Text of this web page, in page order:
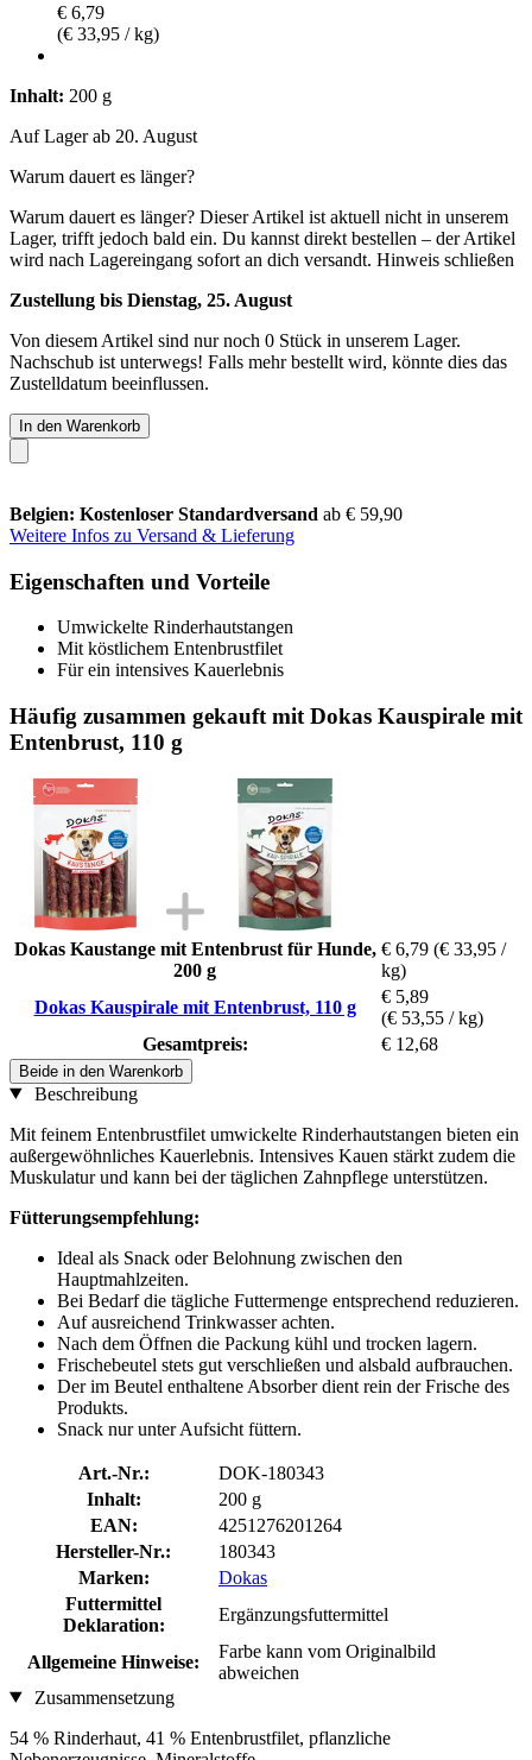
€ 6,79
(€ 33,95 / kg)
Inhalt: 200 g
Auf Lager ab 20. August
Warum dauert es länger?
Warum dauert es länger? Dieser Artikel ist aktuell nicht in unserem
Lager, trifft jedoch bald ein. Du kannst direkt bestellen – der Artikel
wird nach Lagereingang sofort an dich versandt. Hinweis schließen
Zustellung bis Dienstag, 25. August
Von diesem Artikel sind nur noch 0 Stück in unserem Lager.
Nachschub ist unterwegs! Falls mehr bestellt wird, könnte dies das
Zustelldatum beeinflussen.
In den Warenkorb
Belgien: Kostenloser Standardversand ab € 59,90
Weitere Infos zu Versand & Lieferung
Eigenschaften und Vorteile
Umwickelte Rinderhautstangen
Mit köstlichem Entenbrustfilet
Für ein intensives Kauerlebnis
Häufig zusammen gekauft mit Dokas Kauspirale mit
Entenbrust, 110 g
Dokas Kaustange mit Entenbrust für Hunde,
200 g
€ 6,79 (€ 33,95 /
kg)
Dokas Kauspirale mit Entenbrust, 110 g
€ 5,89
(€ 53,55 / kg)
Gesamtpreis:
€ 12,68
Beide in den Warenkorb
Beschreibung
Mit feinem Entenbrustfilet umwickelte Rinderhautstangen bieten ein
außergewöhnliches Kauerlebnis. Intensives Kauen stärkt zudem die
Muskulatur und kann bei der täglichen Zahnpflege unterstützen.
Fütterungsempfehlung:
Ideal als Snack oder Belohnung zwischen den
Hauptmahlzeiten.
Bei Bedarf die tägliche Futtermenge entsprechend reduzieren.
Auf ausreichend Trinkwasser achten.
Nach dem Öffnen die Packung kühl und trocken lagern.
Frischebeutel stets gut verschließen und alsbald aufbrauchen.
Der im Beutel enthaltene Absorber dient rein der Frische des
Produkts.
Snack nur unter Aufsicht füttern.
Art.-Nr.:
DOK-180343
Inhalt:
200 g
EAN:
4251276201264
Hersteller-Nr.:
180343
Marken:
Dokas
Futtermittel
Deklaration:
Ergänzungsfuttermittel
Allgemeine Hinweise:
Farbe kann vom Originalbild
abweichen
Zusammensetzung
54 % Rinderhaut, 41 % Entenbrustfilet, pflanzliche